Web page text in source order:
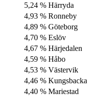
5,24 % Härryda
4,93 % Ronneby
4,89 % Göteborg
4,70 % Eslöv
4,67 % Härjedalen
4,59 % Håbo
4,53 % Västervik
4,46 % Kungsbacka
4,40 % Mariestad